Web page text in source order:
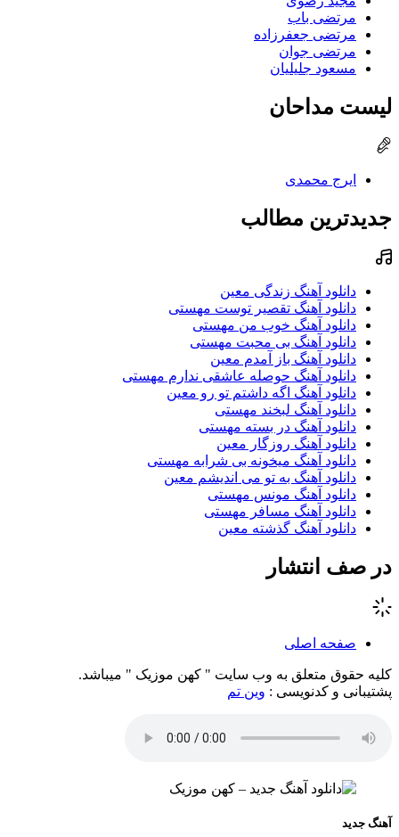
مرتضی باب
مرتضی جعفرزاده
مرتضی جوان
مسعود جلیلیان
لیست مداحان
ایرج محمدی
جدیدترین مطالب
دانلود آهنگ زندگی معین
دانلود آهنگ تقصیر توست مهستی
دانلود آهنگ خوب من مهستی
دانلود آهنگ بی محبت مهستی
دانلود آهنگ باز آمدم معین
دانلود آهنگ حوصله عاشقی ندارم مهستی
دانلود آهنگ اگه داشتم تو رو معین
دانلود آهنگ لبخند مهستی
دانلود آهنگ در بسته مهستی
دانلود آهنگ روزگار معین
دانلود آهنگ میخونه بی شرابه مهستی
دانلود آهنگ به تو می اندیشم معین
دانلود آهنگ مونس مهستی
دانلود آهنگ مسافر مهستی
دانلود آهنگ گذشته معین
در صف انتشار
صفحه اصلی
کلیه حقوق متعلق به وب سایت " کهن موزیک " میباشد.
پشتیبانی و کدنویسی : وین تم
آهنگ جدید